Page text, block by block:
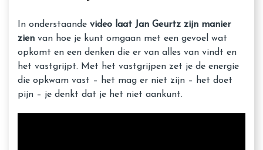
In onderstaande video laat Jan Geurtz zijn manier
zien van hoe je kunt omgaan met een gevoel wat
opkomt en een denken die er van alles van vindt en
het vastgrijpt. Met het vastgrijpen zet je de energie
die opkwam vast – het mag er niet zijn – het doet
pijn – je denkt dat je het niet aankunt.